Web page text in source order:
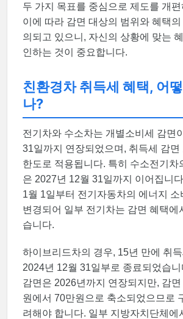
두 가지 목표를 중심으로 제도를 개
이에 따라 감면 대상의 범위와 혜택
의되고 있으니, 자신의 상황에 맞는
인하는 것이 중요합니다.
친환경차 취득세 혜택, 어
나?
전기차와 수소차는 개별소비세 감면
31일까지 연장되었으며, 취득세 감면
한도로 적용됩니다. 특히 수소전기차
은 2027년 12월 31일까지 이어집니
1월 1일부터 전기자동차의 에너지 소
변경되어 일부 전기차는 감면 혜택에
습니다.
하이브리드차의 경우, 15년 만에 취득
2024년 12월 31일부로 종료되었습니
감면은 2026년까지 연장되지만, 감
원에서 70만원으로 축소되었으므로
려해야 합니다. 일부 지방자치단체에